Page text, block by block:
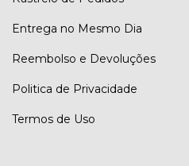
Entrega no Mesmo Dia
Reembolso e Devoluções
Politica de Privacidade
Termos de Uso